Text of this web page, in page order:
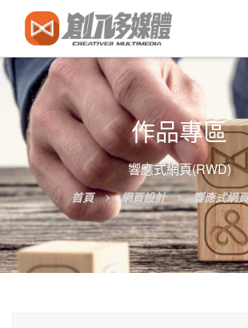
作品專區
響應式網頁(RWD)
首頁 網頁設計 響應式網